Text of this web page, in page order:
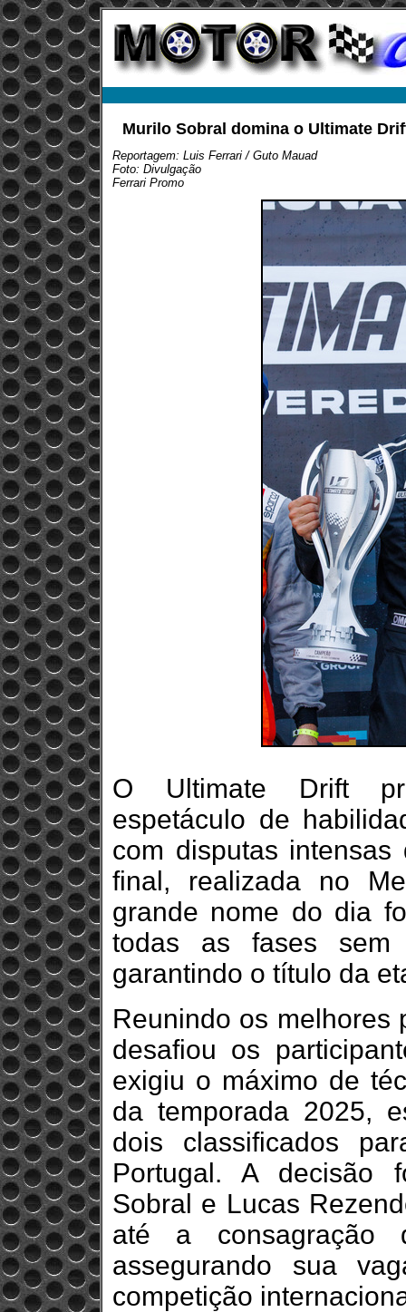
Murilo Sobral domina o Ultimate
Reportagem: Luis Ferrari / Guto Mauad
Foto: Divulgação
Ferrari Promo
O Ultimate Drift
espetáculo de
com disputas
final, realizada no
grande nome do dia
todas as fases sem
garantindo o título da
Reunindo os melhores
desafiou os
exigiu o máximo de
da temporada 2025,
dois classificados
Portugal. A decisão
Sobral e Lucas
até a consagração
assegurando sua
competição